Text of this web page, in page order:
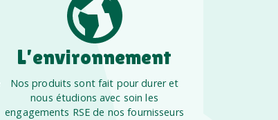
L’environnement
Nos produits sont fait pour durer et
nous étudions avec soin les
engagements RSE de nos fournisseurs